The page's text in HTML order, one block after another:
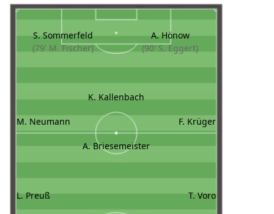
S. Sommerfeld
(79' M. Fischer)
A. Hönow
(90' S. Eggert)
K. Kallenbach
M. Neumann F. Krüger
A. Briesemeister
L. Preuß T. Voro